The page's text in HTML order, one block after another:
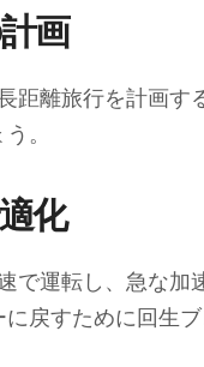
画
距離旅行を計画
。
化
で運転し、急な
戻すために回生